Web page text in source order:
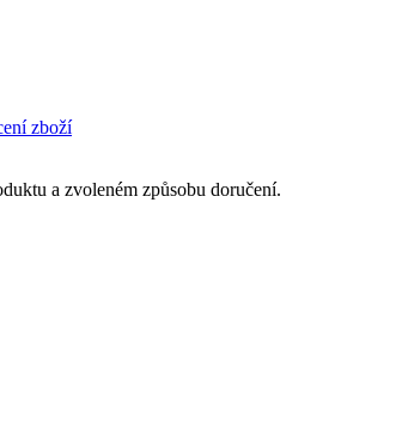
zboží
a zvoleném způsobu doručení.